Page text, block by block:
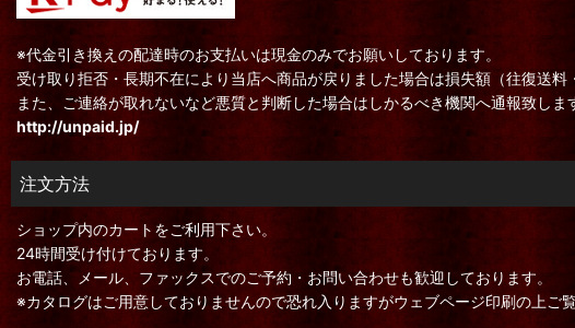
※代金引き換えの配達時のお支払いは現金のみでお願いしております。
受け取り拒否・長期不在により当店へ商品が戻りました場合は損失額（往復送料
また、ご連絡が取れないなど悪質と判断した場合はしかるべき機関へ通報致しま
http://unpaid.jp/
注文方法
ショップ内のカートをご利用下さい。
24時間受け付けております。
お電話、メール、ファックスでのご予約・お問い合わせも歓迎しております。
※カタログはご用意しておりませんので恐れ入りますがウェブページ印刷の上ご